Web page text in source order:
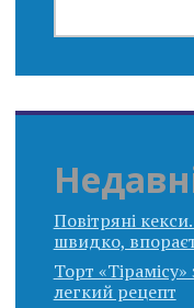
Повітряні
швидко,
Торт
легкий рецепт